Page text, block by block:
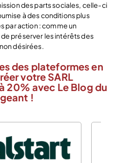
des parts sociales, celle-ci
à des conditions plus
par action : comme un
préserver les intérêts des
désirées.
des plateformes en
votre SARL
20% avec Le Blog du
!